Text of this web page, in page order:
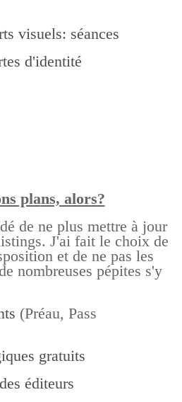
visuels: séances
d'identité
plans, alors?
de ne plus mettre à jour
J'ai fait le choix de
et de ne pas les
nombreuses pépites s'y
(Préau, Pass
gratuits
éditeurs